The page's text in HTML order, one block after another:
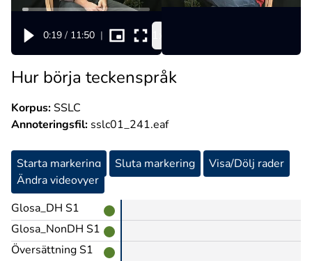
0:19 / 11:50 |
Hur börja teckenspråk
Korpus:SSLC
Annoteringsfil: sslc01_241.eaf
Starta markering Sluta markering
Visa/Dölj rader
Ändra videovyer
Glosa_DH S1
Glosa_NonDH S1
Översättning S1